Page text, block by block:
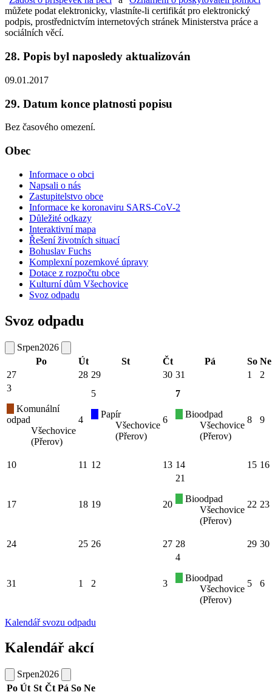
můžete podat elektronicky, vlastníte-li certifikát pro elektronický
podpis, prostřednictvím internetových stránek Ministerstva práce a
sociálních věcí.
28. Popis byl naposledy aktualizován
09.01.2017
29. Datum konce platnosti popisu
Bez časového omezení.
Obec
Informace o obci
Napsali o nás
Zastupitelstvo obce
Informace ke koronaviru SARS-CoV-2
Důležité odkazy
Interaktivní mapa
Řešení životních situací
Bohuslav Fuchs
Komplexní pozemkové úpravy
Dotace z rozpočtu obce
Kulturní dům Všechovice
Svoz odpadu
Svoz odpadu
Srpen2026
Po
Út St Čt Pá So Ne
27
28 29 30 31 1
2
3
Komunální
odpad
Všechovice
(Přerov)
4
5
Papír
Všechovice
(Přerov)
6
7
Bioodpad
Všechovice
(Přerov)
8 9
10 11 12 13 14 15 16
17 18 19 20
21
Bioodpad
Všechovice
(Přerov)
22 23
24 25 26 27 28 29 30
31 1 2 3
4
Bioodpad
Všechovice
(Přerov)
5 6
Kalendář svozu odpadu
Kalendář akcí
Srpen2026
Po Út St Čt Pá So Ne